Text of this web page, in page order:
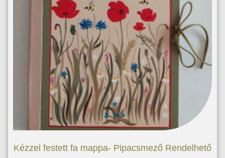
Kézzel festett fa mappa- Pipacsmező Rendelhető